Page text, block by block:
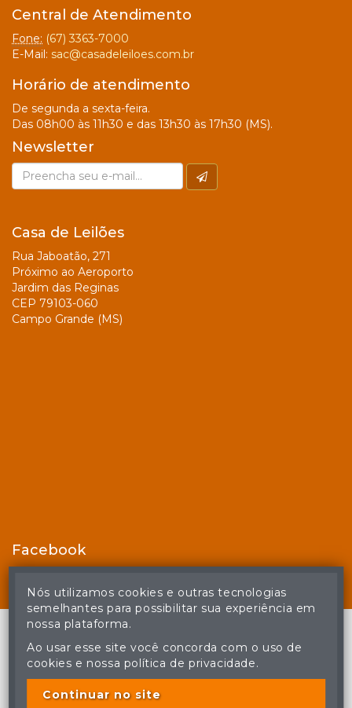
Central de Atendimento
Fone: (67) 3363-7000
E-Mail: sac@casadeleiloes.com.br
Horário de atendimento
De segunda a sexta-feira.
Das 08h00 às 11h30 e das 13h30 às 17h30 (MS).
Newsletter
Casa de Leilões
Rua Jaboatão, 271
Próximo ao Aeroporto
Jardim das Reginas
CEP 79103-060
Campo Grande (MS)
Facebook
© Casa de Leilões - Todos os direitos reservados
A cópia ou reprodução não autorizada do conteúdo deste site
poderá acarretar em penas previstas em lei.
Nós utilizamos cookies e outras tecnologias
semelhantes para possibilitar sua experiência em
nossa plataforma.
Ao usar esse site você concorda com o uso de
cookies e nossa política de privacidade.
Continuar no site